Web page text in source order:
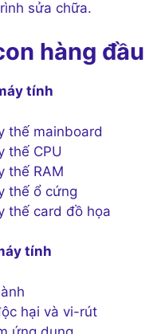
sửa chữa.
hàng đầu
tính
thế mainboard
thế CPU
thế RAM
thế ổ cứng
thế card đồ họa
tính
hại và vi-rút